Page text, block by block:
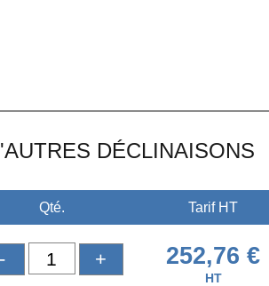
DÉCLINAISONS
Qté. Tarif HT
- + 252,76 €
HT